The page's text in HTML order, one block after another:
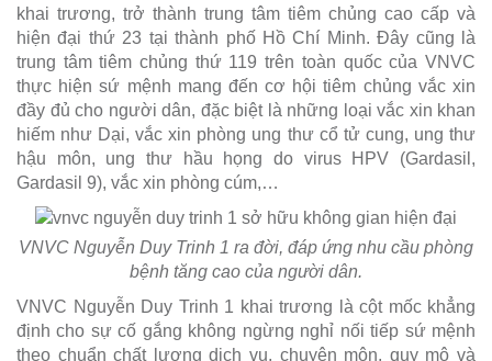
khai trương, trở thành trung tâm tiêm chủng cao cấp và
hiện đại thứ 23 tại thành phố Hồ Chí Minh. Đây cũng là
trung tâm tiêm chủng thứ 119 trên toàn quốc của VNVC
thực hiện sứ mệnh mang đến cơ hội tiêm chủng vắc xin
đầy đủ cho người dân, đặc biệt là những loại vắc xin khan
hiếm như Dại, vắc xin phòng ung thư cổ tử cung, ung thư
hậu môn, ung thư hầu họng do virus HPV (Gardasil,
Gardasil 9), vắc xin phòng cúm,…
VNVC Nguyễn Duy Trinh 1 ra đời, đáp ứng nhu cầu phòng
bệnh tăng cao của người dân.
VNVC Nguyễn Duy Trinh 1 khai trương là cột mốc khẳng
định cho sự cố gắng không ngừng nghỉ nối tiếp sứ mệnh
theo chuẩn chất lượng dịch vụ, chuyên môn, quy mô và